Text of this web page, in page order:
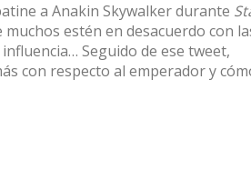
a Anakin Skywalker durante
muchos estén en desacuerdo con
Seguido de ese tweet,
con respecto al emperador y